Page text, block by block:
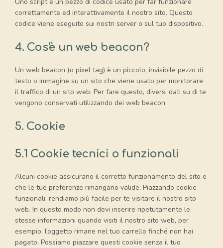
correttamente ed interattivamente il nostro sito. Questo
codice viene eseguito sui nostri server o sul tuo dispositivo.
4. Cos'è un web beacon?
Un web beacon (o pixel tag) è un piccolo, invisibile pezzo di
testo o immagine su un sito che viene usato per monitorare
il traffico di un sito web. Per fare questo, diversi dati su di te
vengono conservati utilizzando dei web beacon.
5. Cookie
5.1 Cookie tecnici o funzionali
Alcuni cookie assicurano il corretto funzionamento del sito e
che le tue preferenze rimangano valide. Piazzando cookie
funzionali, rendiamo più facile per te visitare il nostro sito
web. In questo modo non devi inserire ripetutamente le
stesse informazioni quando visiti il nostro sito web, per
esempio, l’oggetto rimane nel tuo carrello finché non hai
pagato. Possiamo piazzare questi cookie senza il tuo